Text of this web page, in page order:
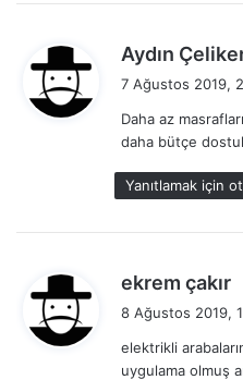
Aydın
7 Ağustos 2019,
Daha az
daha bütçe
Yanıtlamak için
ekrem çakır
i
k
8 Ağustos 2019,
elektrikli
uygulama olmuş